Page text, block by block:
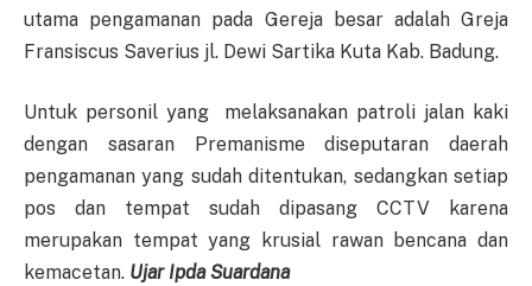
utama pengamanan pada Gereja besar adalah Greja
Fransiscus Saverius jl. Dewi Sartika Kuta Kab. Badung.
Untuk personil yang melaksanakan patroli jalan kaki
dengan sasaran Premanisme diseputaran daerah
pengamanan yang sudah ditentukan, sedangkan setiap
pos dan tempat sudah dipasang CCTV karena
merupakan tempat yang krusial rawan bencana dan
kemacetan. Ujar Ipda Suardana